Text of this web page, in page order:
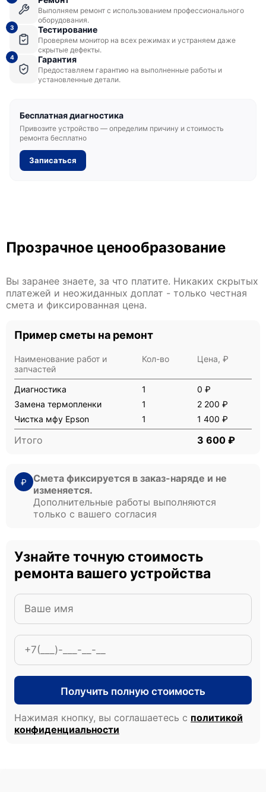
Выполняем ремонт с использованием профессионального
оборудования.
3 Тестирование
Проверяем монитор на всех режимах и устраняем даже
скрытые дефекты.
4 Гарантия
Предоставляем гарантию на выполненные работы и
установленные детали.
Бесплатная диагностика
Привозите устройство — определим причину и стоимость
ремонта бесплатно
Записаться
Прозрачное ценообразование
Вы заранее знаете, за что платите. Никаких скрытых
платежей и неожиданных доплат - только честная
смета и фиксированная цена.
Пример сметы на ремонт
Наименование работ и
запчастей
Кол-во Цена, ₽
Диагностика 1
0 ₽
Замена термопленки
1
2 200 ₽
Чистка мфу Epson
1 1 400 ₽
Итого 3 600 ₽
₽
Смета фиксируется в заказ-наряде и не
изменяется.
Дополнительные работы выполняются
только с вашего согласия
Узнайте точную стоимость
ремонта вашего устройства
Получить полную стоимость
Нажимая кнопку, вы соглашаетесь с политикой
конфиденциальности